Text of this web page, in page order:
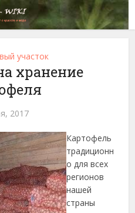
участок
хранение
2017
Картофель
традиционн
о для всех
регионов
нашей
страны